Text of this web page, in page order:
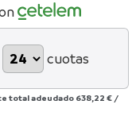
cuotas
total adeudado 638,22 € /